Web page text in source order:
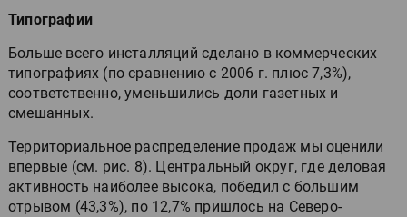
Типографии
Больше всего инсталляций сделано в коммерческих
типографиях (по сравнению с 2006 г. плюс 7,3%),
соответственно, уменьшились доли газетных и
смешанных.
Территориальное распределение продаж мы оценили
впервые (см. рис. 8). Центральный округ, где деловая
активность наиболее высока, победил с большим
отрывом (43,3%), по 12,7% пришлось на Северо-